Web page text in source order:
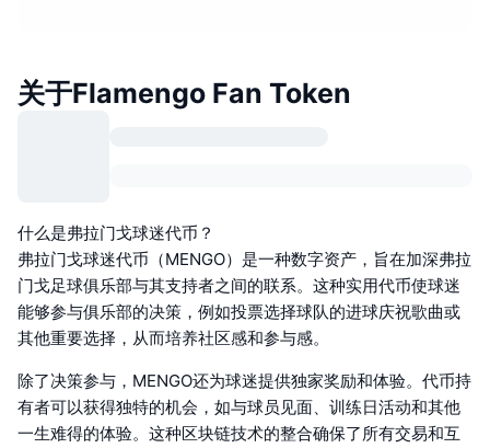
关于Flamengo Fan Token
什么是弗拉门戈球迷代币？
弗拉门戈球迷代币（MENGO）是一种数字资产，旨在加深弗拉
门戈足球俱乐部与其支持者之间的联系。这种实用代币使球迷
能够参与俱乐部的决策，例如投票选择球队的进球庆祝歌曲或
其他重要选择，从而培养社区感和参与感。
除了决策参与，MENGO还为球迷提供独家奖励和体验。代币持
有者可以获得独特的机会，如与球员见面、训练日活动和其他
一生难得的体验。这种区块链技术的整合确保了所有交易和互